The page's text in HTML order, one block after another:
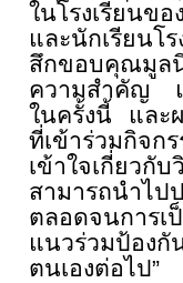
ในโรงเรียนข
และนักเรียนโ
สึกขอบคุณมูล
ความสำคัญ แ
ในครั้งนี้ และ
ที่เข้าร่วมกิจก
เข้าใจเกี่ยวกั
สามารถนำไป
ตลอดจนการ
แนวร่วมป้องกั
ตนเองต่อไป”